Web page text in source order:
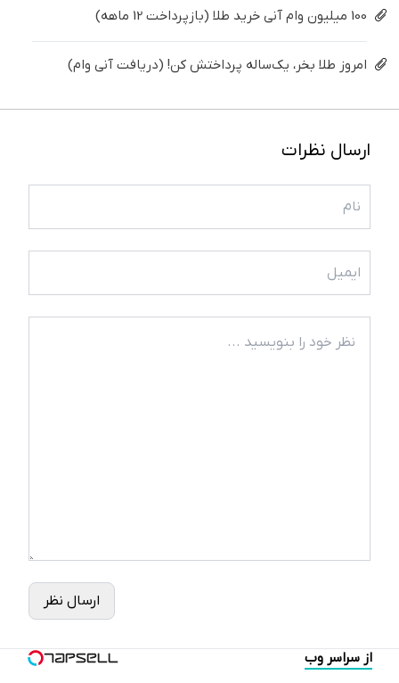
100 میلیون وام آنی خرید طلا (بازپرداخت 12 ماهه)
امروز طلا بخر، یک‌ساله پرداختش کن! (دریافت آنی وام)
ارسال نظرات
ارسال نظر
از سراسر وب